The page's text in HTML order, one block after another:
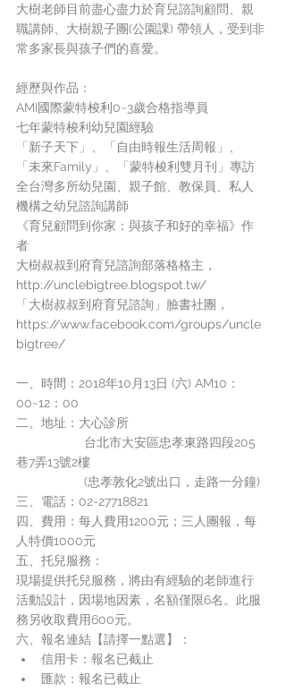
大樹老師目前盡心盡力於育兒諮詢顧問、親
職講師、大樹親子團(公園課) 帶領人，受到非
常多家長與孩子們的喜愛。
經歷與作品：
AMI國際蒙特梭利0~3歲合格指導員
七年蒙特梭利幼兒園經驗
「新子天下」、「自由時報生活周報」、
「未來Family」、「蒙特梭利雙月刊」專訪
全台灣多所幼兒園、親子館、教保員、私人
機構之幼兒諮詢講師
《育兒顧問到你家：與孩子和好的幸福》作
者
大樹叔叔到府育兒諮詢部落格格主，
http://unclebigtree.blogspot.tw/
「大樹叔叔到府育兒諮詢」臉書社團，
https://www.facebook.com/groups/uncle
bigtree/
一、時間：2018年10月13日 (六) AM10：
00~12：00
二、地址：大心診所
巷7弄13號2樓
                   (忠孝敦化2號出口，走路一分鐘)
三、電話：02-27718821
四、費用：每人費用1200元；三人團報，每
人特價1000元
五、托兒服務：
現場提供托兒服務，將由有經驗的老師進行
活動設計，因場地因素，名額僅限6名。此服
務另收取費用600元。
六、報名連結【請擇一點選】：
信用卡：報名已截止
匯款：報名已截止